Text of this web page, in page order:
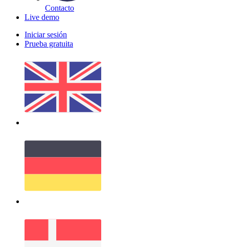
Contacto
Live demo
Iniciar sesión
Prueba gratuita